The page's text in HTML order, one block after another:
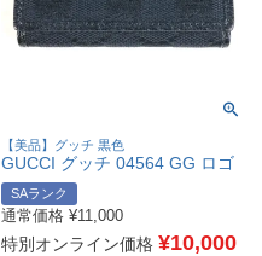
【美品】グッチ 黒色
GUCCI グッチ 04564 GG ロゴ
6連 6P 鍵 キーケース GGキャ
ンバス/レザー ユニセックス ブ
ラック 【中古】
SAランク
通常価格 ¥11,000
特別オンライン価格 ¥10,000